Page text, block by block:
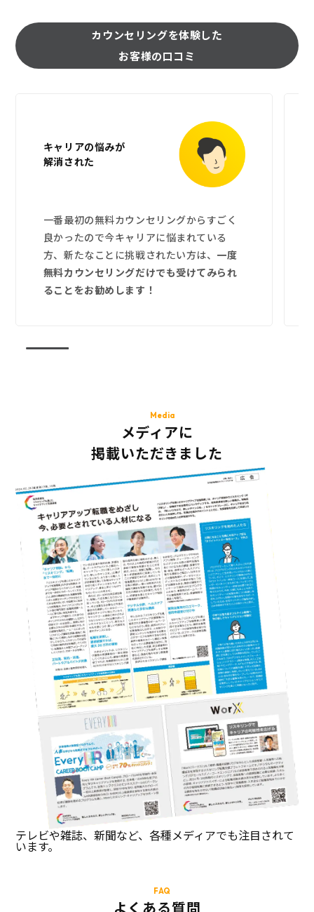
カウンセリングを体験した
お客様の口コミ
キャリアの悩みが
解消された
一番最初の無料カウンセリングからすごく
良かったので今キャリアに悩まれている
方、新たなことに挑戦されたい方は、 一度
無料カウンセリングだけでも受けてみられ
ることをお勧めします！
Media
メディアに
掲載いただきました
テレビや雑誌、新聞など、各種メディアでも注目されて
います。
FAQ
よくある質問